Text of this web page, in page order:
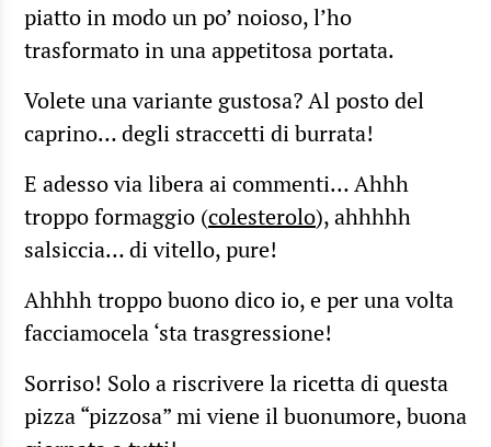
piatto in modo un po’ noioso, l’ho
trasformato in una appetitosa portata.
Volete una variante gustosa? Al posto del
caprino… degli straccetti di burrata!
E adesso via libera ai commenti… Ahhh
troppo formaggio (colesterolo), ahhhhh
salsiccia… di vitello, pure!
Ahhhh troppo buono dico io, e per una volta
facciamocela ‘sta trasgressione!
Sorriso! Solo a riscrivere la ricetta di questa
pizza “pizzosa” mi viene il buonumore, buona